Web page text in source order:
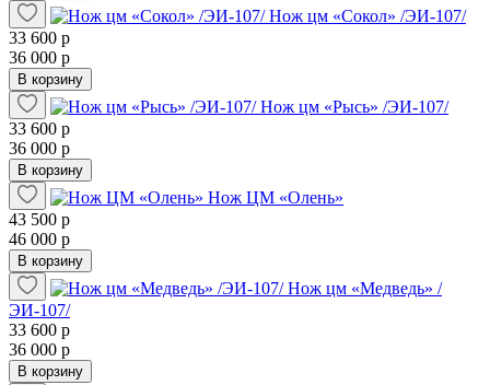
Нож цм «Сокол» /ЭИ-107/
33 600 р
36 000 р
В корзину
Нож цм «Рысь» /ЭИ-107/
33 600 р
36 000 р
В корзину
Нож ЦМ «Олень»
43 500 р
46 000 р
В корзину
Нож цм «Медведь» /
ЭИ-107/
33 600 р
36 000 р
В корзину